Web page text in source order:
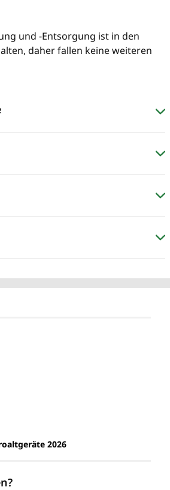
und -Entsorgung ist in den
daher fallen keine weiteren
2026